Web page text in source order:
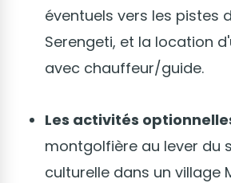
éventuels vers les pistes
Serengeti, et la location
avec chauffeur/guide.
Les activités
montgolfière au lever du
culturelle dans un village